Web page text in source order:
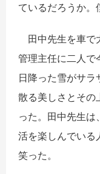
ているだろうか
田中先生を車で
管理主任に二人で
日降った雪がサラ
散る美しさとその
った。田中先生
活を楽しんでいる
笑った。